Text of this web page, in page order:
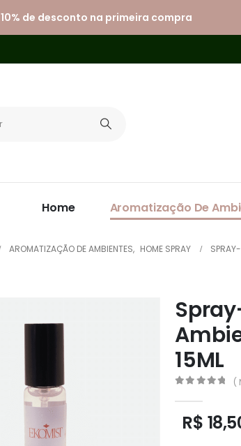
10% de desconto na primeira compra
Home Aromatização De
AROMATIZAÇÃO DE AMBIENTES, HOME SPRAY
15ML
(
R$